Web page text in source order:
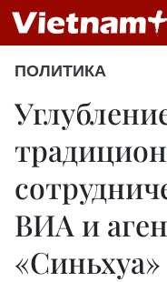
ПОЛИТИКА
ВИА и
«Синьхуа»